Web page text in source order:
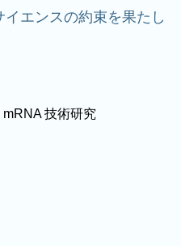
エンスの約束を果たし